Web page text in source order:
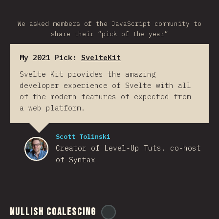
We asked members of the JavaScript community to
share their “pick of the year”
My 2021 Pick: SvelteKit
Svelte Kit provides the amazing
developer experience of Svelte with all
of the modern features of expected from
a web platform.
Scott Tolinski
Creator of Level-Up Tuts, co-host
of Syntax
Nullish Coalescing